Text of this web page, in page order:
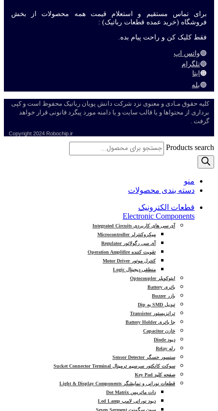
برای تماس مستقیم و استعلام قیمت همه محصولات از بخش
فروشگاه (خرید عمده قطعات رباتیک) :
فقط کلیک کن و راحت پیام بده.
🟢واتس اپ
🔵تلگرام
🟠ایتا
🟣بله
کلیه حقوق مـادی و معنوی نزد شرکت دانش پویان رباتیک محفوظ است و کپی
برداری از محتواها و یا قالب سایت و یا دامنه مورد پیگرد قانونی قرار خواهد
گرفت .
Copyright 2024 Robochip.ir
Products search
منو
دسته بندی محصولات
قطعات الکترونیک
Electronic Components
آی سی های کاربردی Integrated Circuits
میکروکنترلر Microcontroller
آی سی رگولاتور Regulator
تقویت کننده Operation Amplifire
کنترل موتور Motor Driver
منطقی دیجیتال Logic
اپتوکوپلر Optocoupler
باتری Battery
بازر Buzzer
تبدیل SMD به Dip
ترانزیستور Transistor
جا باتری Battery Holder
خازن Capacitor
دیود Diode
رله Relay
سنسور حسگر Sensor Detector
سوکت کانکتور سرسیم ترمینال Sucket Connector Terminal
صفحه کلید Key Pad
قطعات نورانی و نمایشگر Light & Display Components
دات ماتریس Dot Matrix
دیود نورانی لامپ Led Lamp
سون سگمنت Seven Segment